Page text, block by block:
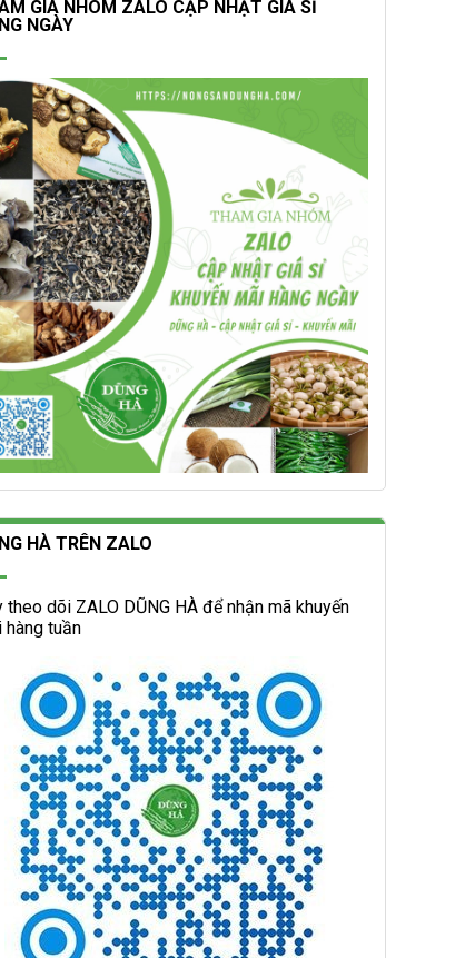
GIA NHÓM ZALO CẬP NHẬT GIÁ SỈ
NGÀY
HÀ TRÊN ZALO
theo dõi ZALO DŨNG HÀ để nhận mã khuyến
hàng tuần